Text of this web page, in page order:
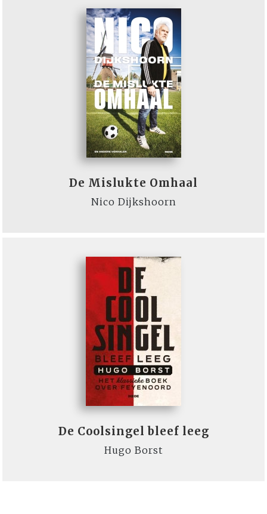
De Mislukte Omhaal
Nico Dijkshoorn
De Coolsingel bleef leeg
Hugo Borst